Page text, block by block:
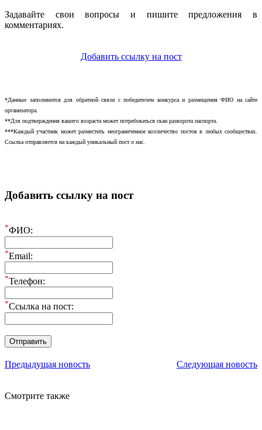
Задавайте свои вопросы и пишите предложения в
комментариях.
Добавить ссылку на пост
*Данные заполняются для обратной связи с победителем конкурса и размещения ФИО на сайте
организатора.
**Для подтверждения вашего возраста может потребоваться скан разворота паспорта.
***Каждый участник может разместить неограниченное колличество постов в любых сообществах.
Ссылка отправляется на каждый уникальный пост о нас.
Добавить ссылку на пост
*ФИО:
*Email:
*Телефон:
*Ссылка на пост:
Предыдущая новость Следующая новость
Смотрите также